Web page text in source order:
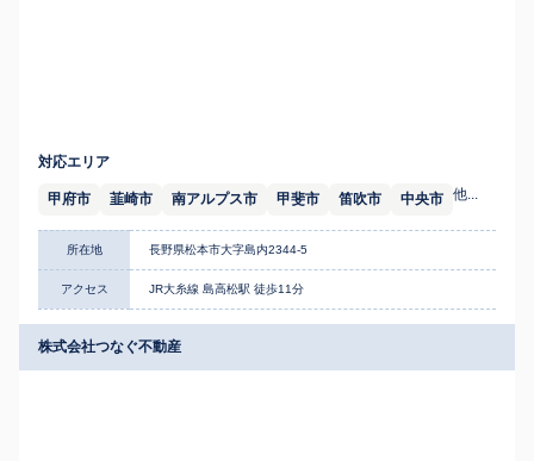
対応エリア
甲府市 韮崎市 南アルプス市 甲斐市 笛吹市 中央市 他...
所在地 長野県松本市大字島内2344-5
アクセス JR大糸線 島高松駅 徒歩11分
株式会社つなぐ不動産